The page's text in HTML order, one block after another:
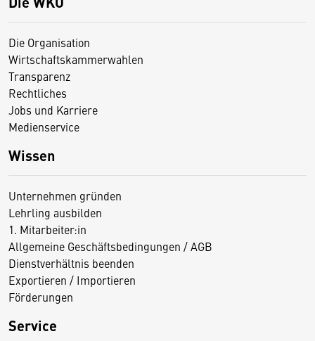
Die Organisation
Wirtschaftskammerwahlen
Transparenz
Rechtliches
Jobs und Karriere
Medienservice
Wissen
Unternehmen gründen
Lehrling ausbilden
1. Mitarbeiter:in
Allgemeine Geschäftsbedingungen / AGB
Dienstverhältnis beenden
Exportieren / Importieren
Förderungen
Service